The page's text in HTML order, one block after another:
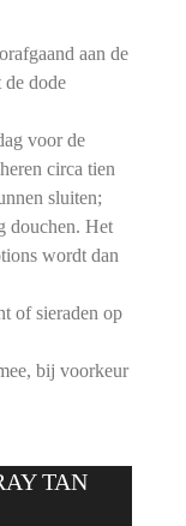
aan de
de dode
voor de
circa tien
sluiten;
douchen. Het
wordt dan
of sieraden op
bij voorkeur
TAN